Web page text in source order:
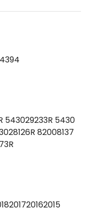
543029233R 5430
82008137
201720162015